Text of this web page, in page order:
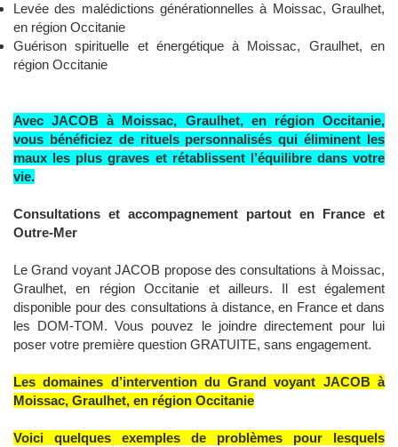
Levée des malédictions générationnelles à Moissac, Graulhet,
en région Occitanie
Guérison spirituelle et énergétique à Moissac, Graulhet, en
région Occitanie
Avec JACOB à Moissac, Graulhet, en région Occitanie,
vous bénéficiez de rituels personnalisés qui éliminent les
maux les plus graves et rétablissent l’équilibre dans votre
vie.
Consultations et accompagnement partout en France et
Outre-Mer
Le Grand voyant JACOB propose des consultations à Moissac,
Graulhet, en région Occitanie et ailleurs. Il est également
disponible pour des consultations à distance, en France et dans
les DOM-TOM. Vous pouvez le joindre directement pour lui
poser votre première question GRATUITE, sans engagement.
Les domaines d’intervention du Grand voyant JACOB à
Moissac, Graulhet, en région Occitanie
Voici quelques exemples de problèmes pour lesquels